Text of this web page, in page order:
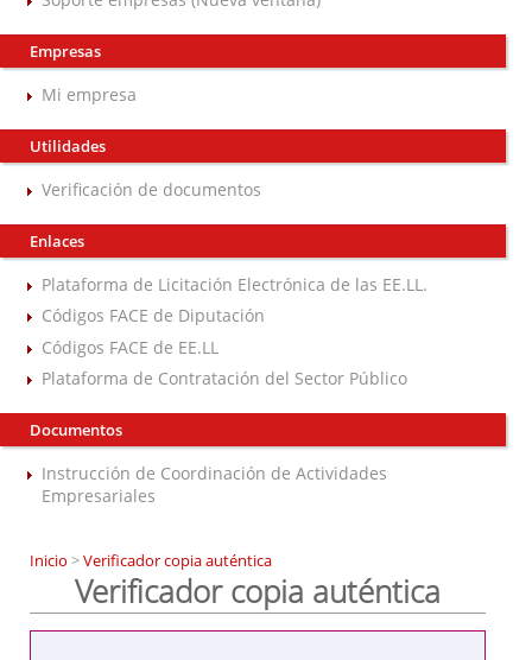
Empresas
Mi empresa
Utilidades
Verificación de documentos
Enlaces
Plataforma de Licitación Electrónica de las EE.LL.
Códigos FACE de Diputación
Códigos FACE de EE.LL
Plataforma de Contratación del Sector Público
Documentos
Instrucción de Coordinación de Actividades
Empresariales
Inicio >Verificador copia auténtica
Verificador copia auténtica